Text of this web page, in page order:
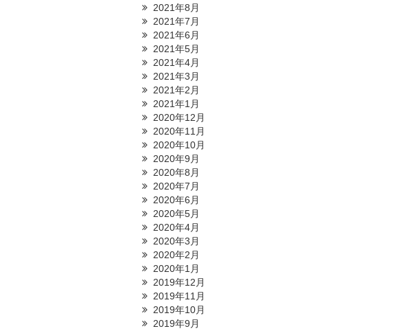
2021年8月
2021年7月
2021年6月
2021年5月
2021年4月
2021年3月
2021年2月
2021年1月
2020年12月
2020年11月
2020年10月
2020年9月
2020年8月
2020年7月
2020年6月
2020年5月
2020年4月
2020年3月
2020年2月
2020年1月
2019年12月
2019年11月
2019年10月
2019年9月